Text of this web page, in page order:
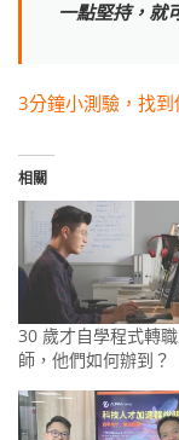
一點堅持，就
3分鐘小測驗，找
相關
30 歲才自學程式轉
師，他們如何辦到？